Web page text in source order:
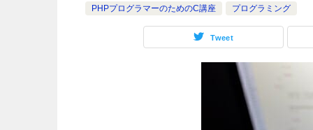
PHPプログラマーのためのC講座
プログラミング
Tweet